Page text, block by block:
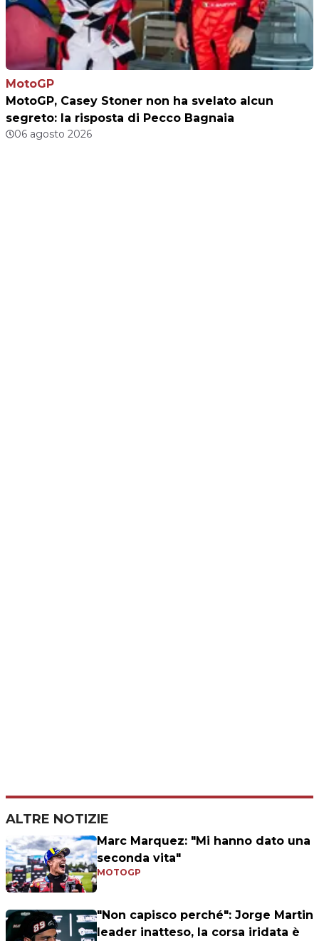
MotoGP
MotoGP, Casey Stoner non ha svelato alcun
segreto: la risposta di Pecco Bagnaia
06 agosto 2026
ALTRE NOTIZIE
Marc Marquez: "Mi hanno dato una
seconda vita"
MOTOGP
"Non capisco perché": Jorge Martin
leader inatteso, la corsa iridata è